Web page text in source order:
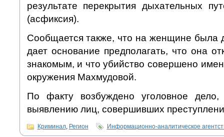
результате перекрытия дыхательных
(асфиксия).
Сообщается также, что на женщине была
дает основание предполагать, что она
знакомым, и что убийство совершено
окружения Махмудовой.
По факту возбуждено уголовное
выявлению лиц, совершивших
Криминал, Регион Информационно-аналитическое